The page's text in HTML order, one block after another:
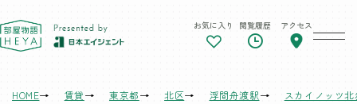
東京 部屋物語 お気に入り 閲覧履歴 アクセス
HOME 賃貸 東京都 北区 浮間舟渡駅 スカイノッツ